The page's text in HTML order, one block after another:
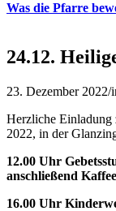
Was die Pfarre
24.12.
23. Dezember 2022/
Herzliche Einladung
2022, in der
12.00 Uhr
anschließend
16.00 Uhr